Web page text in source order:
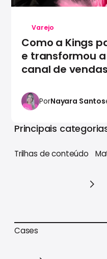
Varejo
Como a Kings
e transformou
canal de
PorNayara Santos
Principais
Trilhas de conteúdo
Trilhas de conteúdo
Cases